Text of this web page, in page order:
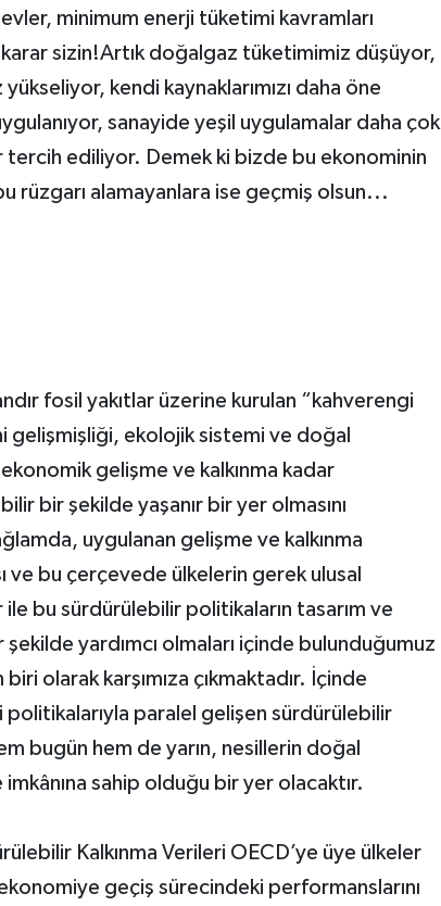
evler, minimum enerji tüketimi kavramları
sizin!Artık doğalgaz tüketimimiz düşüyor,
kendi kaynaklarımızı daha öne
sanayide yeşil uygulamalar daha çok
tercih ediliyor. Demek ki bizde bu ekonominin
rüzgarı alamayanlara ise geçmiş olsun...
fosil yakıtlar üzerine kurulan “kahverengi
gelişmişliği, ekolojik sistemi ve doğal
ekonomik gelişme ve kalkınma kadar
bir şekilde yaşanır bir yer olmasını
uygulanan gelişme ve kalkınma
ve bu çerçevede ülkelerin gerek ulusal
bu sürdürülebilir politikaların tasarım ve
yardımcı olmaları içinde bulunduğumuz
olarak karşımıza çıkmaktadır. İçinde
politikalarıyla paralel gelişen sürdürülebilir
bugün hem de yarın, nesillerin doğal
sahip olduğu bir yer olacaktır.
Kalkınma Verileri OECD’ye üye ülkeler
geçiş sürecindeki performanslarını